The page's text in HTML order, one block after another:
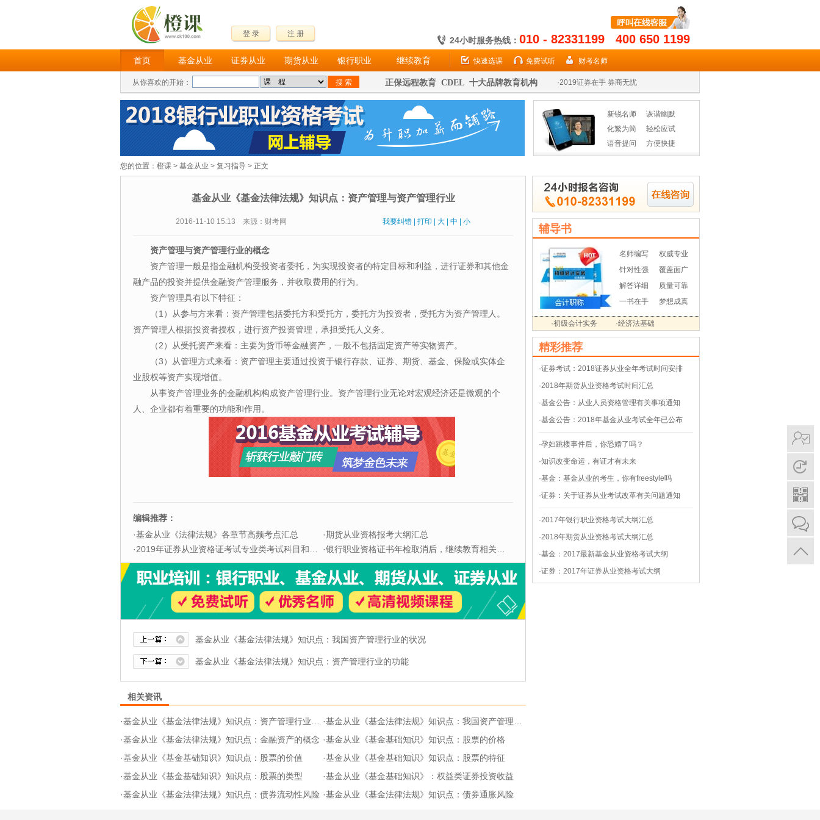
登 录 注 册
24小时服务热线： 010 - 82331199 400 650 1199
首页 基金从业 证券从业 期货从业 银行职业 继续教育 快速选课 免费试听 财考名师
从你喜欢的开始： 正保远程教育 CDEL 十大品牌教育机构
2019年期货从业名师授课高效省时
·2019证券在手 券商无忧
·2019年期货从业名师授课高效省时
·2019证券在手 券商无忧
新锐名师
诙谐幽默
化繁为简
轻松应试
语音提问
方便快捷
您的位置： 橙课 > 基金从业 > 复习指导 > 正文
基金从业《基金法律法规》知识点：资产管理与资产管理行业
2016-11-10 15:13 来源：财考网 我要纠错 打印 大 中 小
资产管理与资产管理行业的概念
资产管理一般是指金融机构受投资者委托，为实现投资者的特定目标和利益，进行证券和其他金
融产品的投资并提供金融资产管理服务，并收取费用的行为。
资产管理具有以下特征：
（1）从参与方来看：资产管理包括委托方和受托方，委托方为投资者，受托方为资产管理人。
资产管理人根据投资者授权，进行资产投资管理，承担受托人义务。
（2）从受托资产来看：主要为货币等金融资产，一般不包括固定资产等实物资产。
（3）从管理方式来看：资产管理主要通过投资于银行存款、证券、期货、基金、保险或实体企
业股权等资产实现增值。
从事资产管理业务的金融机构构成资产管理行业。资产管理行业无论对宏观经济还是微观的个
人、企业都有着重要的功能和作用。
编辑推荐：
·基金从业《法律法规》各章节高频考点汇总 ·期货从业资格报考大纲汇总
·2019年证券从业资格证考试专业类考试科目和题型 ·银行职业资格证书年检取消后，继续教育相关问题解答
基金从业《基金法律法规》知识点：我国资产管理行业的状况
基金从业《基金法律法规》知识点：资产管理行业的功能
相关资讯
·基金从业《基金法律法规》知识点：资产管理行业的功能 ·基金从业《基金法律法规》知识点：我国资产管理行业的状况
·基金从业《基金法律法规》知识点：金融资产的概念 ·基金从业《基金基础知识》知识点：股票的价格
·基金从业《基金基础知识》知识点：股票的价值 ·基金从业《基金基础知识》知识点：股票的特征
·基金从业《基金基础知识》知识点：股票的类型 ·基金从业《基金基础知识》：权益类证券投资收益
·基金从业《基金法律法规》知识点：债券流动性风险 ·基金从业《基金法律法规》知识点：债券通胀风险
辅导书
名师编写
权威专业
针对性强
覆盖面广
解答详细
质量可靠
一书在手
梦想成真
·初级会计实务 ·经济法基础
精彩推荐
·证券考试：2018证券从业全年考试时间安排
·2018年期货从业资格考试时间汇总
·基金公告：从业人员资格管理有关事项通知
·基金公告：2018年基金从业考试全年已公布
·孕妇跳楼事件后，你恐婚了吗？
·知识改变命运，有证才有未来
·基金：基金从业的考生，你有freestyle吗
·证券：关于证券从业考试改革有关问题通知
·2017年银行职业资格考试大纲汇总
·2018年期货从业资格考试大纲汇总
·基金：2017最新基金从业资格考试大纲
·证券：2017年证券从业资格考试大纲